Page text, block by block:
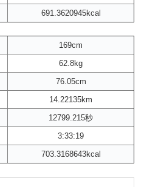
691.3620945kcal
169cm
62.8kg
76.05cm
14.22135km
12799.215秒
3:33:19
703.3168643kcal